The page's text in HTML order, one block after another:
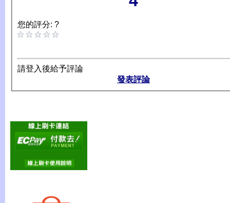
您的評分: ?
請登入後給予評論
發表評論